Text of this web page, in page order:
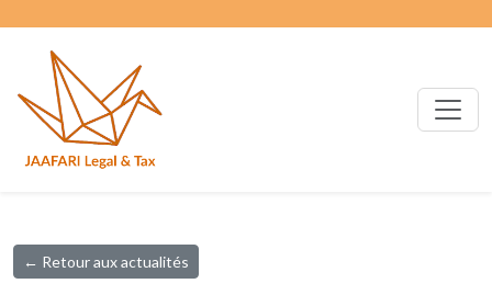
← Retour aux actualités